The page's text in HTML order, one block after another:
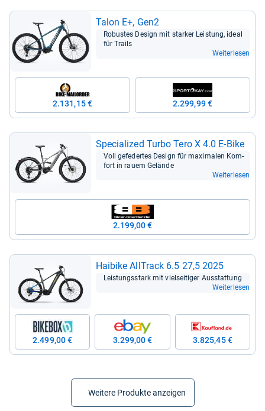
Talon E+, Gen2
Robus­tes Design mit star­ker Leis­tung, ideal
für Trails
Weiterlesen
2.131,15 € 2.299,99 €
Spe­cia­li­zed Turbo Tero X 4.0 E-​Bike
Voll gefe­der­tes Design für maxi­ma­len Kom­
fort in rauem Gelände
Weiterlesen
2.199,00 €
Hai­bike All­Track 6.5 27,5 2025
Leis­tungs­stark mit viel­sei­ti­ger Aus­stat­tung
Weiterlesen
2.499,00 € 3.299,00 € 3.825,45 €
Weitere Produkte anzeigen